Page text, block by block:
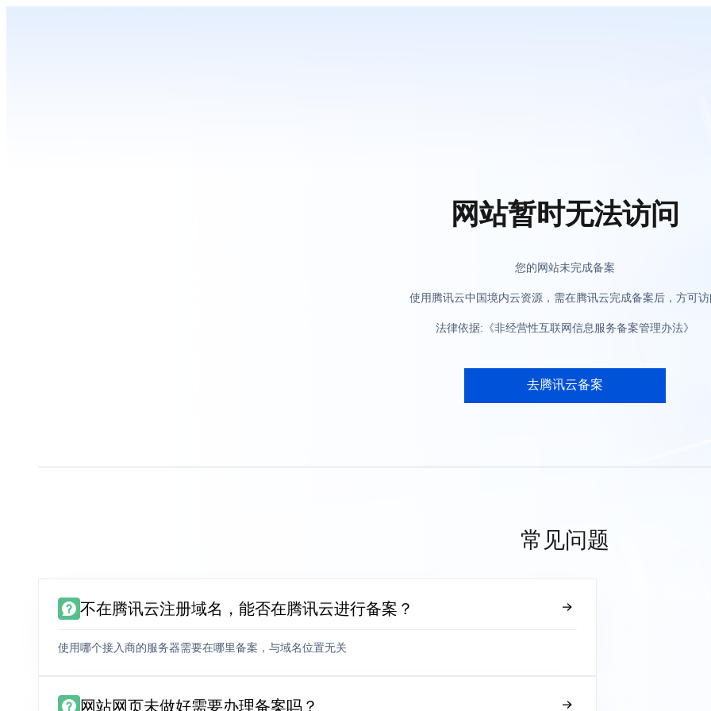
网站暂时无法访问
您的网站未完成备案
使用腾讯云中国境内云资源，需在腾讯云完成备案后，方可
法律依据:《非经营性互联网信息服务备案管理办法》
去腾讯云备案
常见问题
不在腾讯云注册域名，能否在腾讯云进行备案？
使用哪个接入商的服务器需要在哪里备案，与域名位置无关
网站网页未做好需要办理备案吗？